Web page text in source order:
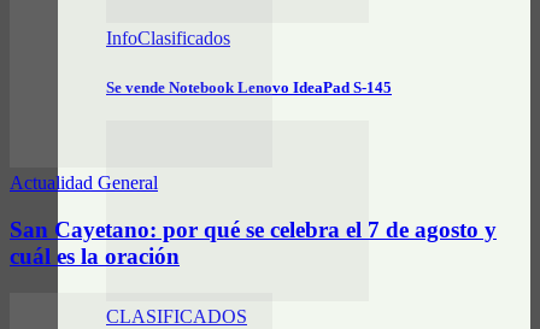
InfoClasificados
Se vende Notebook Lenovo IdeaPad S-145
CLASIFICADOS
Actualidad General
San Cayetano: por qué se celebra el 7 de agosto y
cuál es la oración